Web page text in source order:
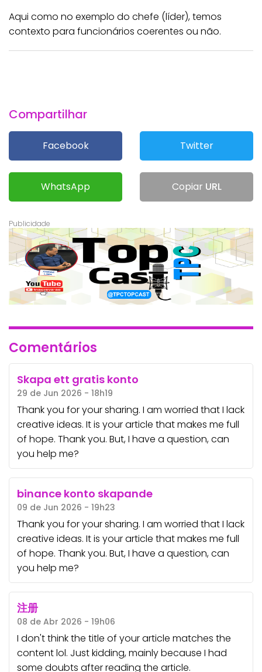
Aqui como no exemplo do chefe (líder), temos
contexto para funcionários coerentes ou não.
Compartilhar
Facebook Twitter
WhatsApp Copiar URL
Comentários
Skapa ett gratis konto
29 de Jun 2026 - 18h19
Thank you for your sharing. I am worried that I lack
creative ideas. It is your article that makes me full
of hope. Thank you. But, I have a question, can
you help me?
binance konto skapande
09 de Jun 2026 - 19h23
Thank you for your sharing. I am worried that I lack
creative ideas. It is your article that makes me full
of hope. Thank you. But, I have a question, can
you help me?
注册
08 de Abr 2026 - 19h06
I don't think the title of your article matches the
content lol. Just kidding, mainly because I had
some doubts after reading the article.